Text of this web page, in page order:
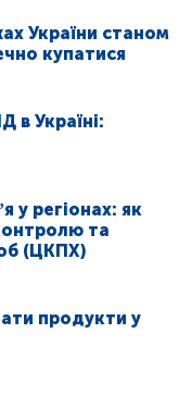
України станом
купатися
в Україні:
у регіонах: як
та
(ЦКПХ)
продукти у